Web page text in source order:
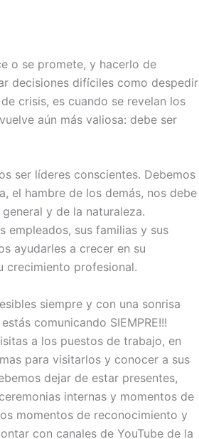
o se promete, y hacerlo de
decisiones difíciles como despedir
crisis, es cuando se revelan los
aún más valiosa: debe ser
ser líderes conscientes. Debemos
el hambre de los demás, nos debe
y de la naturaleza.
empleados, sus familias y sus
ayudarles a crecer en su
crecimiento profesional.
siempre y con una sonrisa
comunicando SIEMPRE!!!
a los puestos de trabajo, en
para visitarlos y conocer a sus
dejar de estar presentes,
internas y momentos de
momentos de reconocimiento y
con canales de YouTube de la